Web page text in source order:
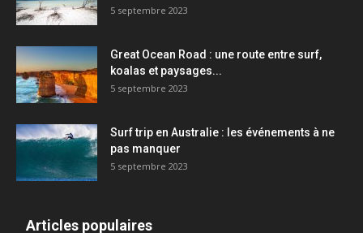
5 septembre 2023
Great Ocean Road : une route entre surf,
koalas et paysages...
5 septembre 2023
Surf trip en Australie : les événements à ne
pas manquer
5 septembre 2023
Articles populaires